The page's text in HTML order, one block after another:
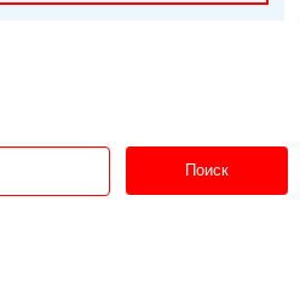
Поиск